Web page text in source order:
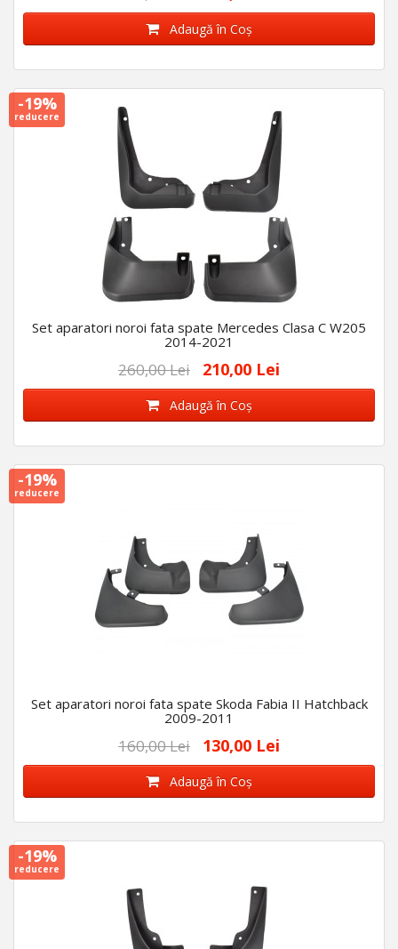
Adaugă în Coş
-19%
reducere
Set aparatori noroi fata spate Mercedes Clasa C W205
2014-2021
260,00 Lei 210,00 Lei
Adaugă în Coş
-19%
reducere
Set aparatori noroi fata spate Skoda Fabia II Hatchback
2009-2011
160,00 Lei 130,00 Lei
Adaugă în Coş
-19%
reducere